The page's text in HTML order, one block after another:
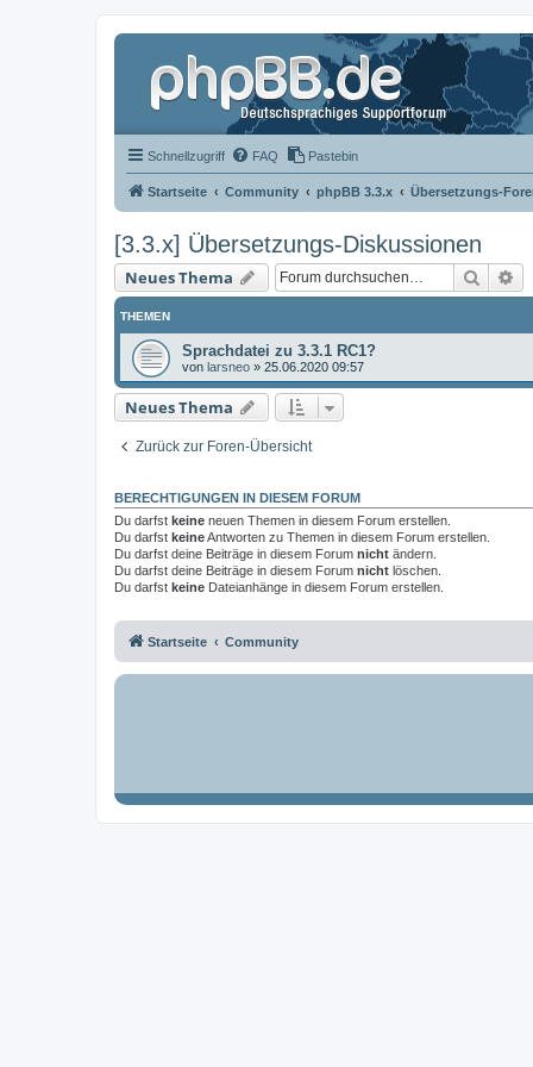
Schnellzugriff FAQ Pastebin
Startseite Community phpBB 3.3.x Übersetzungs-
[3.3.x] Übersetzungs-Diskussionen
Neues Thema Suche
THEMEN
Sprachdatei zu 3.3.1 RC1?
von larsneo » 25.06.2020 09:57
Neues Thema
Zurück zur Foren-Übersicht
BERECHTIGUNGEN IN DIESEM FORUM
Du darfst keine neuen Themen in diesem Forum erstellen.
Du darfst keineAntworten zu Themen in diesem Forum erstellen.
Du darfst deine Beiträge in diesem Forum nicht ändern.
Du darfst deine Beiträge in diesem Forum nicht löschen.
Du darfst keine Dateianhänge in diesem Forum erstellen.
Startseite Community